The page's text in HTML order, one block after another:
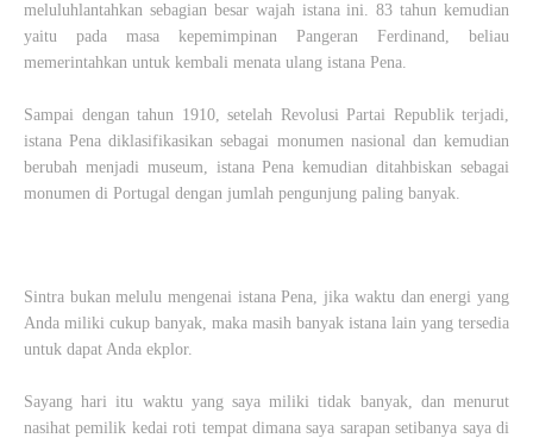
meluluhlantahkan sebagian besar wajah istana ini. 83 tahun kemudian
yaitu pada masa kepemimpinan Pangeran Ferdinand, beliau
memerintahkan untuk kembali menata ulang istana Pena.
Sampai dengan tahun 1910, setelah Revolusi Partai Republik terjadi,
istana Pena diklasifikasikan sebagai monumen nasional dan kemudian
berubah menjadi museum, istana Pena kemudian ditahbiskan sebagai
monumen di Portugal dengan jumlah pengunjung paling banyak.
Sintra bukan melulu mengenai istana Pena, jika waktu dan energi yang
Anda miliki cukup banyak, maka masih banyak istana lain yang tersedia
untuk dapat Anda ekplor.
Sayang hari itu waktu yang saya miliki tidak banyak, dan menurut
nasihat pemilik kedai roti tempat dimana saya sarapan setibanya saya di